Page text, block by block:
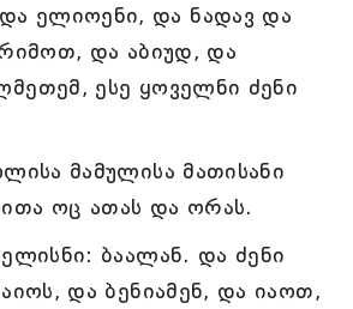
ელიოენი, და ნადავ და
და აბიუდ, და
ესე ყოველნი ძენი
მამულისა მათისანი
ოც ათას და ორას.
ბაალან. და ძენი
და ბენიამენ, და იაოთ,